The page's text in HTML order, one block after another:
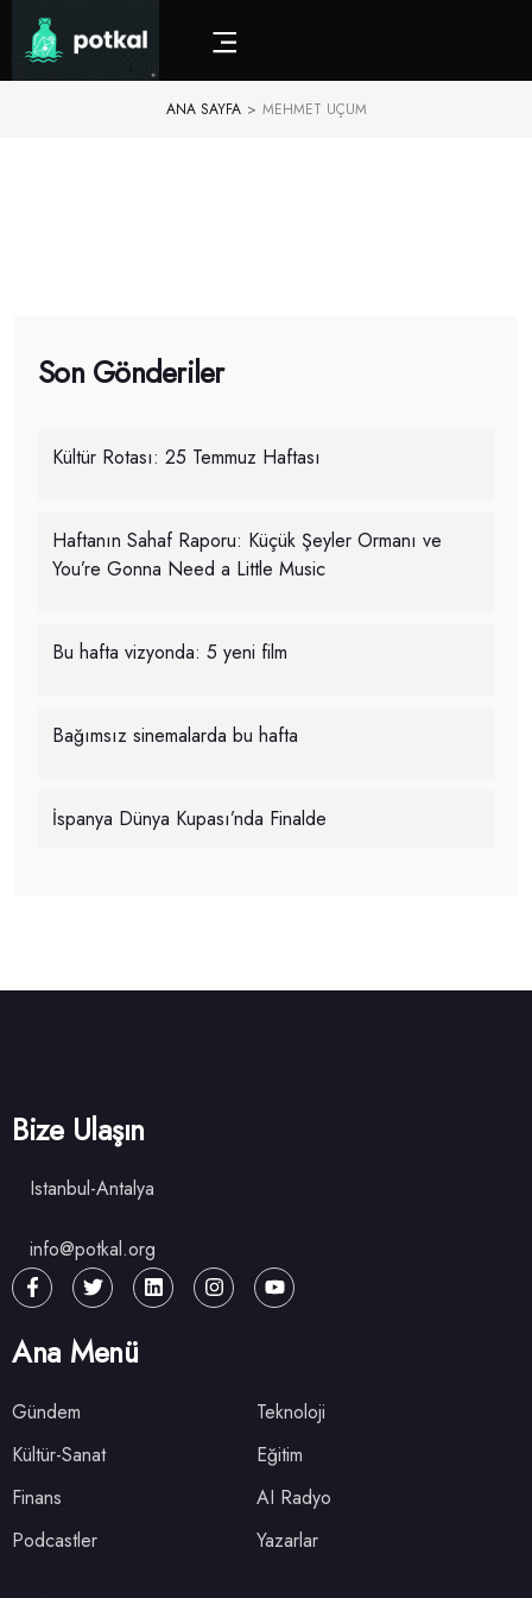
ANA SAYFA > MEHMET UÇUM
Son Gönderiler
Kültür Rotası: 25 Temmuz Haftası
Haftanın Sahaf Raporu: Küçük Şeyler Ormanı ve
You’re Gonna Need a Little Music
Bu hafta vizyonda: 5 yeni film
Bağımsız sinemalarda bu hafta
İspanya Dünya Kupası’nda Finalde
Bize Ulaşın
Istanbul-Antalya
info@potkal.org
Ana Menü
Gündem
Teknoloji
Kültür-Sanat
Eğitim
Finans
AI Radyo
Podcastler
Yazarlar